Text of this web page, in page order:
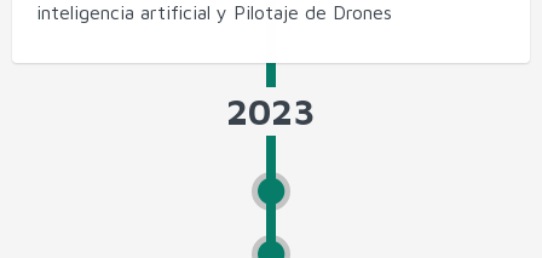
inteligencia artificial y Pilotaje de Drones
2023